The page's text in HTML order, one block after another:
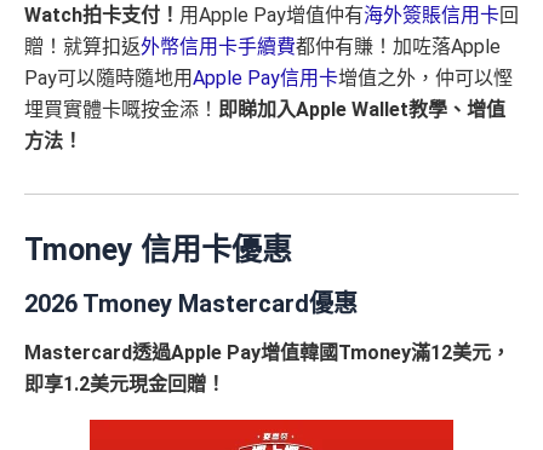
Watch拍卡支付！ 用Apple Pay增值仲有海外簽賬信用卡回
贈！就算扣返外幣信用卡手續費都仲有賺！加咗落Apple
Pay可以隨時隨地用Apple Pay信用卡增值之外，仲可以慳
埋買實體卡嘅按金添！ 即睇加入Apple Wallet教學、增值
方法！
Tmoney 信用卡優惠
2026 Tmoney Mastercard優惠
Mastercard透過Apple Pay增值韓國Tmoney滿12美元，
即享1.2美元現金回贈！